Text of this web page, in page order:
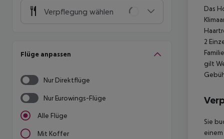
Verpflegung wählen
Flüge anpassen
Nur Direktflüge
Nur Eurowings-Flüge
Alle Flüge
Mit Koffer
Das
2
gilt
Sie